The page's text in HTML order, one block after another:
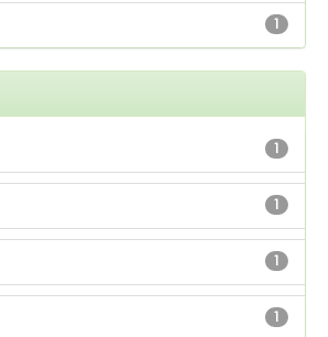
1
1
1
1
1